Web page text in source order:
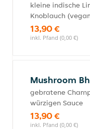
kleine indische
Knoblauch
13,90 €
inkl. Pfand (0,00 €)
Mushroom
gebratene
würzigen Sauce
13,90 €
inkl. Pfand (0,00 €)